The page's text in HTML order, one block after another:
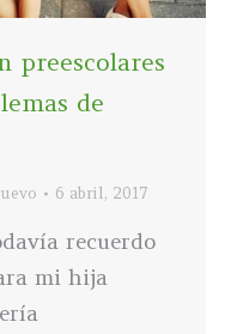
preescolares
de
6 abril, 2017
recuerdo
mi hija